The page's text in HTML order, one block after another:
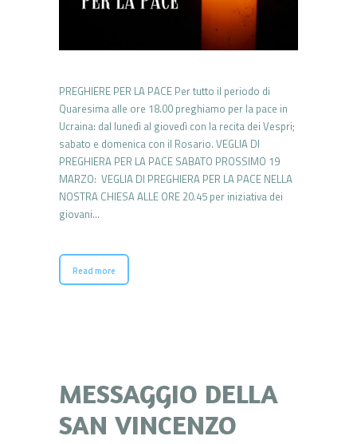
PREGHIERE PER LA PACE Per tutto il periodo di
Quaresima alle ore 18.00 preghiamo per la pace in
Ucraina: dal lunedì al giovedì con la recita dei Vespri;
sabato e domenica con il Rosario. VEGLIA DI
PREGHIERA PER LA PACE SABATO PROSSIMO 19
MARZO: VEGLIA DI PREGHIERA PER LA PACE NELLA
NOSTRA CHIESA ALLE ORE 20.45 per iniziativa dei
giovani…
Read more
MESSAGGIO DELLA
SAN VINCENZO